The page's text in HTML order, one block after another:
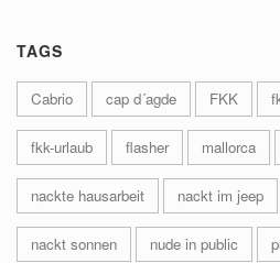
TAGS
Cabrio cap d´agde FKK
fkk-urlaub flasher mallorca
nackte hausarbeit nackt im jeep
nackt sonnen nude in public